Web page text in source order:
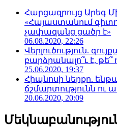
Հարցազրույց Արեգ
«Հայաստանում
չափազանց ցածր է»
06.08.2020, 22:26
Վերլուծություն.
բարձրանալո՞ւ է, թե՞
25.06.2020, 19:37
Հիպնոսի ներքո.
ճշմարտությունն ու
20.06.2020, 20:09